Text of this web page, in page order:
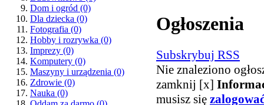
Dom i ogród (0)
Dla dziecka (0)
Fotografia (0)
Hobby i rozrywka (0)
Imprezy (0)
Komputery (0)
Maszyny i urządzenia (0)
Zdrowie (0)
Nauka (0)
Ogłoszenia
Subskrybuj RSS
Nie znaleziono
zamknij [x]
musisz się